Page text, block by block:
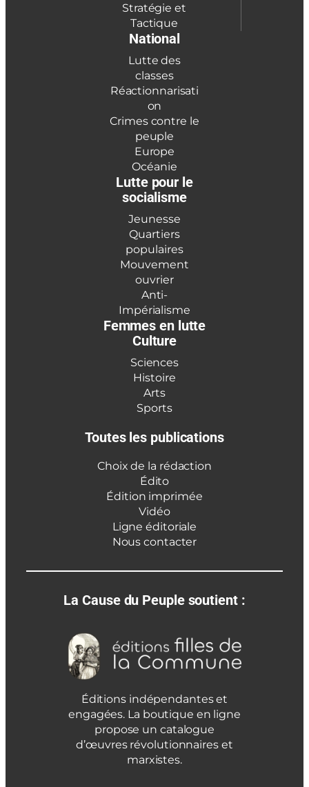
Stratégie et
Tactique
National
Lutte des
classes
Réactionnarisati
on
Crimes contre le
peuple
Europe
Océanie
Lutte pour le
socialisme
Jeunesse
Quartiers
populaires
Mouvement
ouvrier
Anti-
Impérialisme
Femmes en lutte
Culture
Sciences
Histoire
Arts
Sports
Toutes les publications
Choix de la rédaction
Édito
Édition imprimée
Vidéo
Ligne éditoriale
Nous contacter
La Cause du Peuple soutient :
Éditions indépendantes et
engagées. La boutique en ligne
propose un catalogue
d’œuvres révolutionnaires et
marxistes.